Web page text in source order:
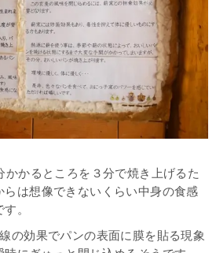
かかるところを３分で焼き上げるた
は想像できないくらい中身の食感
。
の効果でパンの表面に膜を貼る現象